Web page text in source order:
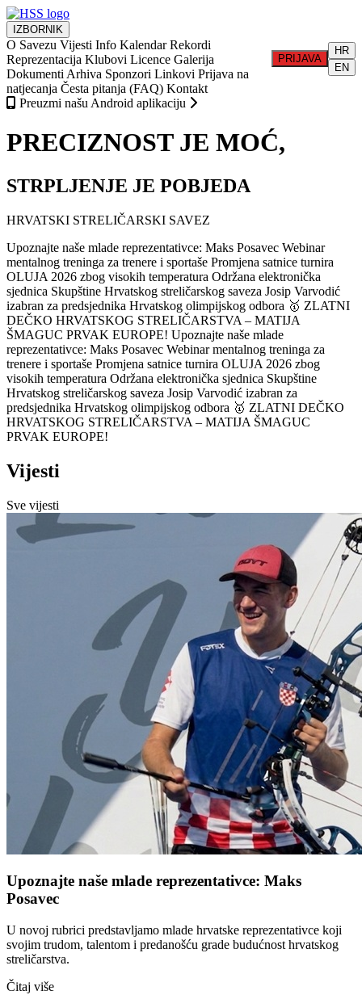
IZBORNIK
O Savezu Vijesti Info Kalendar Rekordi
Reprezentacija Klubovi Licence Galerija
Dokumenti Arhiva Sponzori Linkovi Prijava na
natjecanja Česta pitanja (FAQ) Kontakt
PRIJAVA
HR
EN
Preuzmi našu Android aplikaciju
PRECIZNOST JE MOĆ,
STRPLJENJE JE POBJEDA
HRVATSKI STRELIČARSKI SAVEZ
Upoznajte naše mlade reprezentativce: Maks Posavec Webinar
mentalnog treninga za trenere i sportaše Promjena satnice turnira
OLUJA 2026 zbog visokih temperatura Održana elektronička
sjednica Skupštine Hrvatskog streličarskog saveza Josip Varvodić
izabran za predsjednika Hrvatskog olimpijskog odbora 🥇 ZLATNI
DEČKO HRVATSKOG STRELIČARSTVA – MATIJA
ŠMAGUC PRVAK EUROPE! Upoznajte naše mlade
reprezentativce: Maks Posavec Webinar mentalnog treninga za
trenere i sportaše Promjena satnice turnira OLUJA 2026 zbog
visokih temperatura Održana elektronička sjednica Skupštine
Hrvatskog streličarskog saveza Josip Varvodić izabran za
predsjednika Hrvatskog olimpijskog odbora 🥇 ZLATNI DEČKO
HRVATSKOG STRELIČARSTVA – MATIJA ŠMAGUC
PRVAK EUROPE!
Vijesti
Sve vijesti
Upoznajte naše mlade reprezentativce: Maks
Posavec
U novoj rubrici predstavljamo mlade hrvatske reprezentativce koji
svojim trudom, talentom i predanošću grade budućnost hrvatskog
streličarstva.
Čitaj više